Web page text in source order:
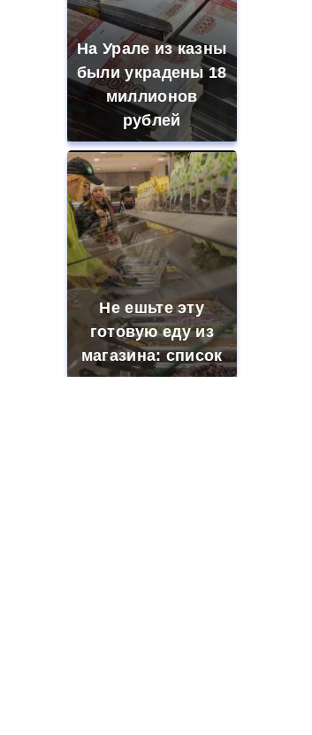
На Урале из казны
были украдены 18
миллионов
рублей
Не ешьте эту
готовую еду из
магазина: список